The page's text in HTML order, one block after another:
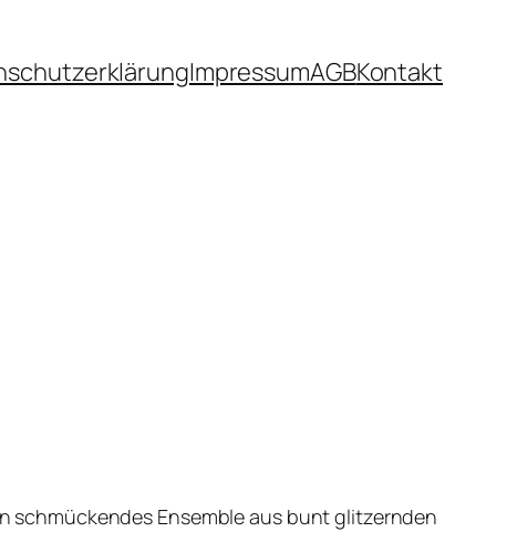
ImpressumAGBKontakt
schmückendes Ensemble aus bunt glitzernden